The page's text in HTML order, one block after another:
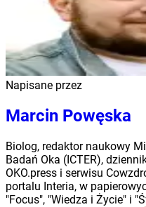
Napisane przez
Marcin Powęska
Biolog, redaktor naukowy
Badań Oka (ICTER),
OKO.press i serwisu
portalu Interia, w
"Focus", "Wiedza i Życie" i